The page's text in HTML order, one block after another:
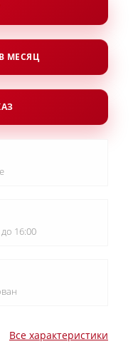
Все характеристики
МЕСЯЦ
16:00